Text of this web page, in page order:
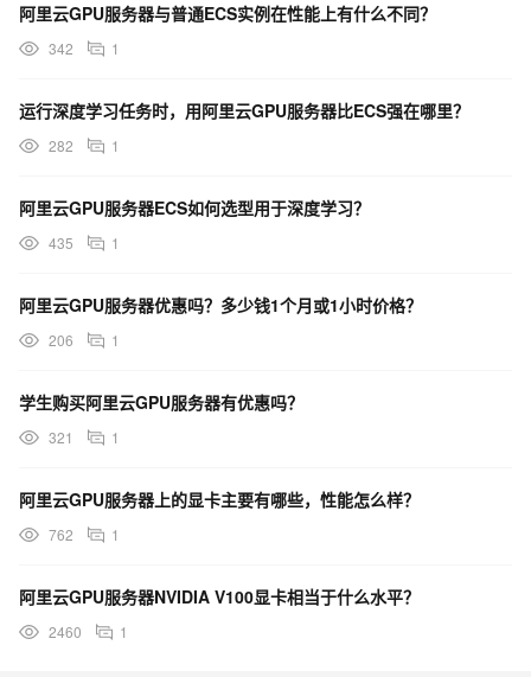
阿里云GPU服务器与普通ECS实例在性能上有什么不同？
342 1
运行深度学习任务时，用阿里云GPU服务器比ECS强在哪里？
282 1
阿里云GPU服务器ECS如何选型用于深度学习？
435 1
阿里云GPU服务器优惠吗？多少钱1个月或1小时价格？
206 1
学生购买阿里云GPU服务器有优惠吗？
321 1
阿里云GPU服务器上的显卡主要有哪些，性能怎么样？
762 1
阿里云GPU服务器NVIDIA V100显卡相当于什么水平？
2460 1